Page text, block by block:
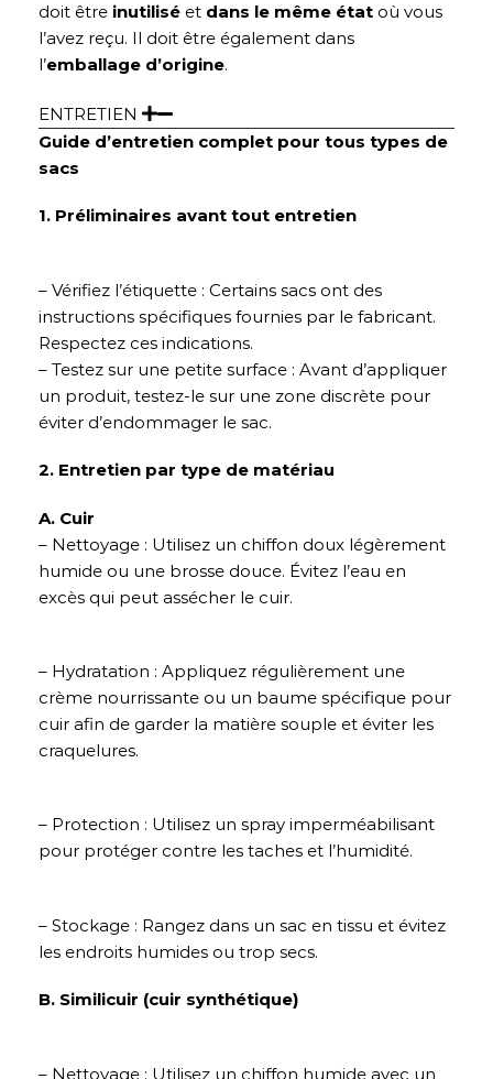
doit être inutilisé et dans le même état où vous
l’avez reçu. Il doit être également dans
l’emballage d’origine.
ENTRETIEN
Guide d’entretien complet pour tous types de
sacs
1. Préliminaires avant tout entretien
– Vérifiez l’étiquette : Certains sacs ont des
instructions spécifiques fournies par le fabricant.
Respectez ces indications.
– Testez sur une petite surface : Avant d’appliquer
un produit, testez-le sur une zone discrète pour
éviter d’endommager le sac.
2. Entretien par type de matériau
A. Cuir
– Nettoyage : Utilisez un chiffon doux légèrement
humide ou une brosse douce. Évitez l’eau en
excès qui peut assécher le cuir.
– Hydratation : Appliquez régulièrement une
crème nourrissante ou un baume spécifique pour
cuir afin de garder la matière souple et éviter les
craquelures.
– Protection : Utilisez un spray imperméabilisant
pour protéger contre les taches et l’humidité.
– Stockage : Rangez dans un sac en tissu et évitez
les endroits humides ou trop secs.
B. Similicuir (cuir synthétique)
– Nettoyage : Utilisez un chiffon humide avec un